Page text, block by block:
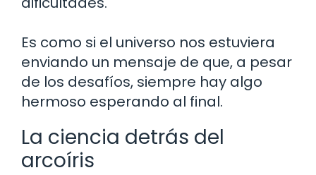
Es como si el universo nos estuviera
enviando un mensaje de que, a pesar
de los desafíos, siempre hay algo
hermoso esperando al final.
La ciencia detrás del
arcoíris